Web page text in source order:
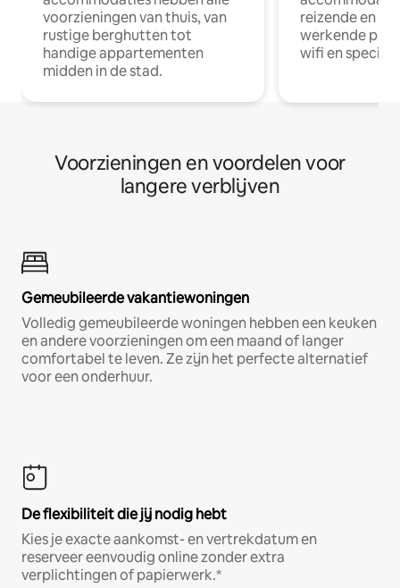
voorzieningen van thuis, van
rustige berghutten tot
handige appartementen
midden in de stad.
reizende en
werkende
wifi en
Voorzieningen en voordelen voor
langere verblijven
Gemeubileerde vakantiewoningen
Volledig gemeubileerde woningen hebben een keuken
en andere voorzieningen om een maand of langer
comfortabel te leven. Ze zijn het perfecte alternatief
voor een onderhuur.
De flexibiliteit die jij nodig hebt
Kies je exacte aankomst- en vertrekdatum en
reserveer eenvoudig online zonder extra
verplichtingen of papierwerk.*